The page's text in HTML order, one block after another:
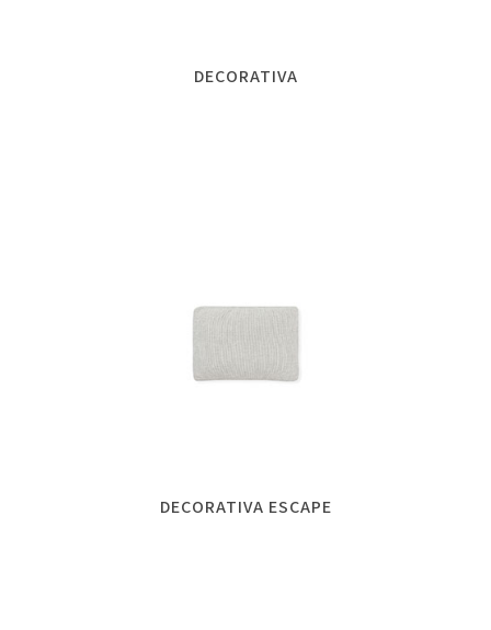
DECORATIVA
DECORATIVA ESCAPE